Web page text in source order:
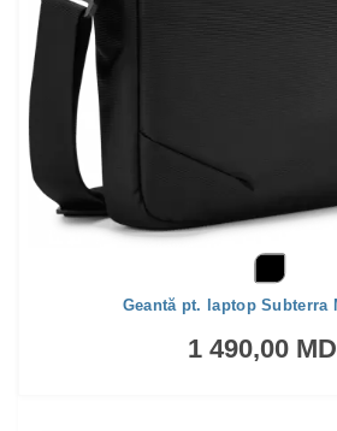
Geantă pt. laptop Subterra
1 490,00